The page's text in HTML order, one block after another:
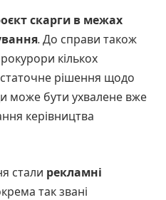
скарги в межах
. До справи також
кількох
рішення щодо
може бути ухвалене вже
керівництва
стали рекламні
так звані